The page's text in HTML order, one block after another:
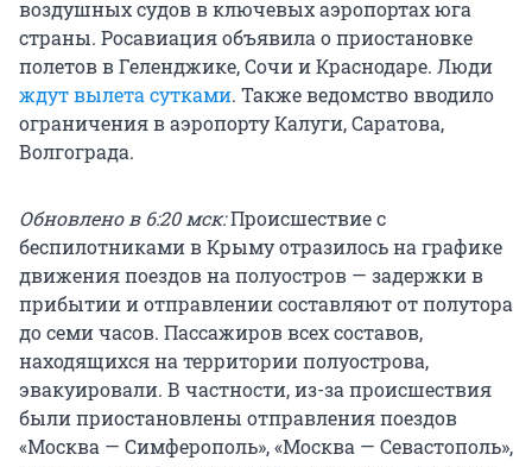
воздушных судов в ключевых аэропортах юга
страны. Росавиация объявила о приостановке
полетов в Геленджике, Сочи и Краснодаре. Люди
ждут вылета сутками. Также ведомство вводило
ограничения в аэропорту Калуги, Саратова,
Волгограда.
Обновлено в 6:20 мск:Происшествие с
беспилотниками в Крыму отразилось на графике
движения поездов на полуостров — задержки в
прибытии и отправлении составляют от полутора
до семи часов. Пассажиров всех составов,
находящихся на территории полуострова,
эвакуировали. В частности, из-за происшествия
были приостановлены отправления поездов
«Москва — Симферополь», «Москва — Севастополь»,